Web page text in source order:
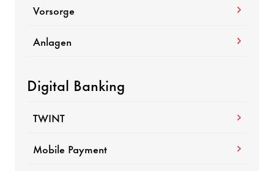
Vorsorge
Anlagen
Digital Banking
TWINT
Mobile Payment